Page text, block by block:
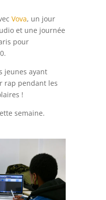
Vova, un jour
et une journée
pour
jeunes ayant
rap pendant les
!
semaine.